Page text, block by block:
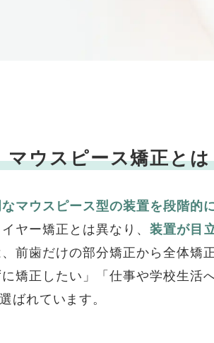
マウスピース矯正とは
マウスピース型の装置を段階的
ヤー矯正とは異なり、装置が目
前歯だけの部分矯正から全体矯
矯正したい」「仕事や学校生活
ばれています。